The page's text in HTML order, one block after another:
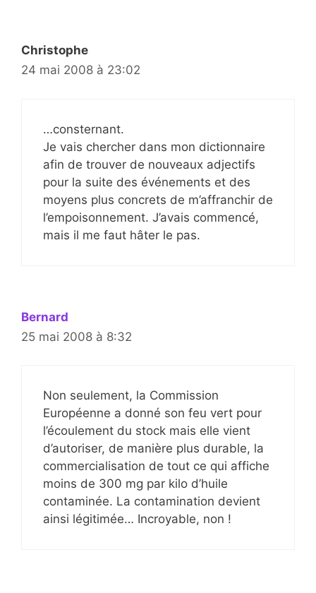
Christophe
24 mai 2008 à 23:02
…consternant.
Je vais chercher dans mon dictionnaire
afin de trouver de nouveaux adjectifs
pour la suite des événements et des
moyens plus concrets de m’affranchir de
l’empoisonnement. J’avais commencé,
mais il me faut hâter le pas.
Bernard
25 mai 2008 à 8:32
Non seulement, la Commission
Européenne a donné son feu vert pour
l’écoulement du stock mais elle vient
d’autoriser, de manière plus durable, la
commercialisation de tout ce qui affiche
moins de 300 mg par kilo d’huile
contaminée. La contamination devient
ainsi légitimée… Incroyable, non !